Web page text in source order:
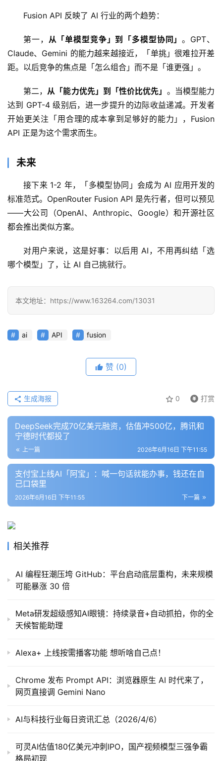
Fusion API 反映了 AI 行业的两个趋势：
第一， 从「单模型竞争」到「多模型协同」。GPT、
Claude、Gemini 的能力越来越接近，「单挑」很难拉开差
距。以后竞争的焦点是「怎么组合」而不是「谁更强」。
第二，从「能力优先」到「性价比优先」 。当模型能力
达到 GPT-4 级别后，进一步提升的边际收益递减。开发者
开始更关注「用合理的成本拿到足够好的能力」，Fusion
API 正是为这个需求而生。
未来
接下来 1-2 年，「多模型协同」会成为 AI 应用开发的
标准范式。OpenRouter Fusion API 是先行者，但可以预见
——大公司（OpenAI、Anthropic、Google）和开源社区
都会推出类似方案。
对用户来说，这是好事：以后用 AI，不用再纠结「选
哪个模型」了，让 AI 自己挑就行。
本文地址：https://www.163264.com/13031
ai API fusion
赞 (0)
0 打赏
生成海报
DeepSeek完成70亿美元融资，估值冲500亿，腾讯和
宁德时代都投了
上一篇 2026年6月16日 下午11:55
支付宝上线AI「阿宝」：喊一句话就能办事，钱还在自
己口袋里
下一篇
2026年6月16日 下午11:55
相关推荐
AI 编程狂潮压垮 GitHub：平台启动底层重构，未来规模
可能暴涨 30 倍
Meta研发超级感知AI眼镜：持续录音+自动抓拍，你的全
天候智能助理
Alexa+ 上线按需播客功能 想听啥自己点！
Chrome 发布 Prompt API：浏览器原生 AI 时代来了，
网页直接调 Gemini Nano
AI与科技行业每日资讯汇总（2026/4/6）
可灵AI估值180亿美元冲刺IPO，国产视频模型三强争霸
格局初现